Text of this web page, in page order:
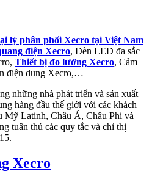
lý phân phối Xecro tại Việt Nam
điện Xecro, Đèn LED đa sắc
Thiết bị đo lường Xecro, Cảm
điện dung Xecro,…
những nhà phát triển và sản xuất
hàng đầu thế giới với các khách
Mỹ Latinh, Châu Á, Châu Phi và
tuân thủ các quy tắc và chỉ thị
Xecro